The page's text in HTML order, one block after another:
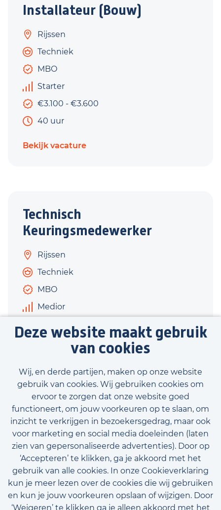
Deze website maakt gebruik
van cookies
Wij, en derde partijen, maken op onze website
gebruik van cookies. Wij gebruiken cookies om
ervoor te zorgen dat onze website goed
functioneert, om jouw voorkeuren op te slaan, om
inzicht te verkrijgen in bezoekersgedrag, maar ook
voor marketing en social media doeleinden (laten
zien van gepersonaliseerde advertenties). Door op
‘Accepteren’ te klikken, ga je akkoord met het
gebruik van alle cookies. In onze Cookieverklaring
kun je meer lezen over de cookies die wij gebruiken
en kun je jouw voorkeuren opslaan of wijzigen. Door
‘Weigeren’ te klikken ga je alleen akkoord met het
Installateur (Bouw)
Rijssen
Techniek
MBO
Starter
€3.100 - €3.600
40 uur
Bekijk vacature
Technisch
Keuringsmedewerker
Rijssen
Techniek
MBO
Medior
€3.400 - €3.800
Bekijk vacature
Bekijk onze beschikbare vacatures